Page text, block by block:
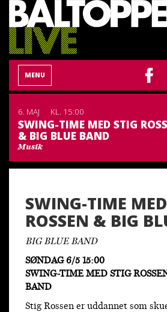
MENU
6. MAJ KL. 15:00
SWING-TIME MED STIG
& BIG BLUE BAND
Musik
SWING-TIME
ROSSEN & BIG
BIG BLUE BAND
SØNDAG 6/5 15:00
SWING-TIME MED STIG
BAND
Stig Rossen er uddannet som